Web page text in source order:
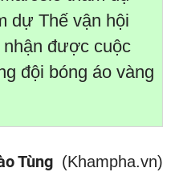
dự Thế vận hội
được cuộc
đội bóng áo vàng
Tùng (Khampha.vn)